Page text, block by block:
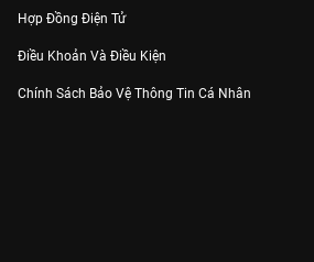
Hợp Đồng Điện Tử
Điều Khoản Và Điều Kiện
Chính Sách Bảo Vệ Thông Tin Cá Nhân